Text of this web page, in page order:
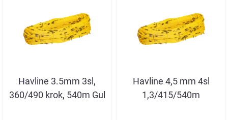
Havline 3.5mm 3sl,
360/490 krok, 540m Gul
Havline 4,5 mm 4sl
1,3/415/540m